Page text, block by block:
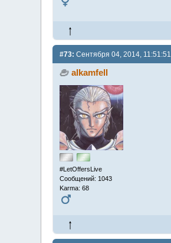
#73: Сентября 04, 2014, 11:51:51
alkamfell
#LetOffersLive
Сообщений: 1043
Karma: 68